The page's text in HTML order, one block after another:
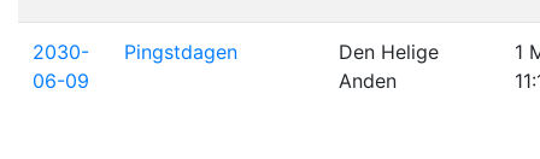
2030-
06-09
Pingstdagen
Den Helige
Anden
1